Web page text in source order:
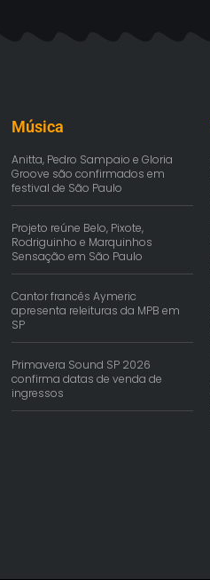
Música
Anitta, Pedro Sampaio e Gloria
Groove são confirmados em
festival de São Paulo
Projeto reúne Belo, Pixote,
Rodriguinho e Marquinhos
Sensação em São Paulo
Cantor francês Aymeric
apresenta releituras da MPB em
SP
Primavera Sound SP 2026
confirma datas de venda de
ingressos